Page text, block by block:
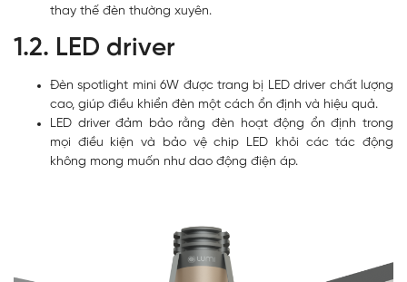
thay thế đèn thường xuyên.
1.2. LED driver
Đèn spotlight mini 6W được trang bị LED driver chất lượng
cao, giúp điều khiển đèn một cách ổn định và hiệu quả.
LED driver đảm bảo rằng đèn hoạt động ổn định trong
mọi điều kiện và bảo vệ chip LED khỏi các tác động
không mong muốn như dao động điện áp.